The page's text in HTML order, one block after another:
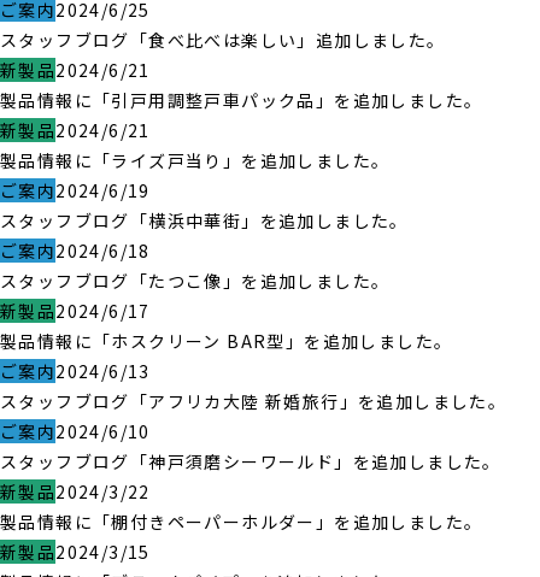
ご案内2024/6/25
スタッフブログ「食べ比べは楽しい」追加しました。
新製品2024/6/21
製品情報に「引戸用調整戸車パック品」を追加しました。
新製品2024/6/21
製品情報に「ライズ戸当り」を追加しました。
ご案内2024/6/19
スタッフブログ「横浜中華街」を追加しました。
ご案内2024/6/18
スタッフブログ「たつこ像」を追加しました。
新製品2024/6/17
製品情報に「ホスクリーン BAR型」を追加しました。
ご案内2024/6/13
スタッフブログ「アフリカ大陸 新婚旅行」を追加しました。
ご案内2024/6/10
スタッフブログ「神戸須磨シーワールド」を追加しました。
新製品2024/3/22
製品情報に「棚付きペーパーホルダー」を追加しました。
新製品2024/3/15